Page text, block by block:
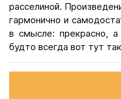
расселиной.
гармонично и
в смысле: прекрасно,
будто всегда вот тут